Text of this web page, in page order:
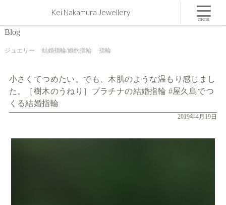
小さくてつめたい。でも、木肌のような温もり感じました。［樹木のうねり］プラチナの結婚指
輪 #屋久島でつくる結婚指輪 | 屋久島,ジュエリー,オーダーメイドのマリッジリング（結婚・婚約
Kei Nakamura Jewellery
Blog
ジュエリー 結婚指輪/婚約指輪 指輪
小さくてつめたい。でも、木肌のような温もり感じまし
た。［樹木のうねり］プラチナの結婚指輪 #屋久島でつ
くる結婚指輪
2019年4月19日
menu